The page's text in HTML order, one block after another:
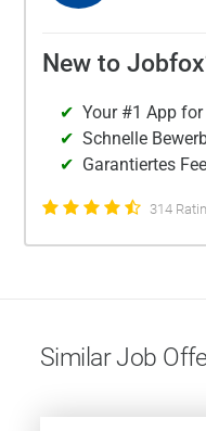
New to
Your #1 App
Schnelle
Garantiertes
314
Similar Job